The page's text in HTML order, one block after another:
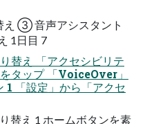
え ③ 音声アシスタント
1日目 7
替え 「アクセシビリテ
タップ 「VoiceOver」
1 「設定」から「アクセ
替え 1 ホームボタンを素